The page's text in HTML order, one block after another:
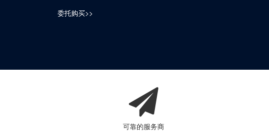
委托购买>>
可靠的服务商